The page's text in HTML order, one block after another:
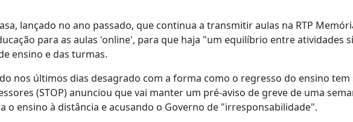
lançado no ano passado, que continua a transmitir aulas na RTP
para as aulas 'online', para que haja "um equilíbrio entre atividades
ensino e das turmas.
nos últimos dias desagrado com a forma como o regresso do ensino tem
(STOP) anunciou que vai manter um pré-aviso de greve de uma
o ensino à distância e acusando o Governo de "irresponsabilidade".